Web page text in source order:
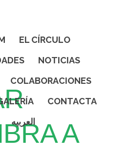
EL CÍRCULO
NOTICIAS
COLABORACIONES
CONTACTA
العربيه
A